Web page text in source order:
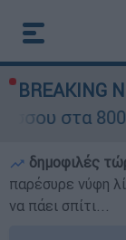
BREAKING
μέτρα
δημοφιλές
παρέσυρε νύφη
να πάει σπίτι...